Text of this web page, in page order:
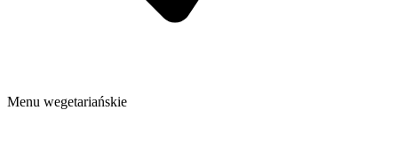
Menu wegetariańskie